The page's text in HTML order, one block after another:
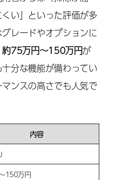
い」といった評価が多
レードやオプションに
約75万円〜150万円が
分な機能が備わってい
ンスの高さでも人気で
内容
150万円